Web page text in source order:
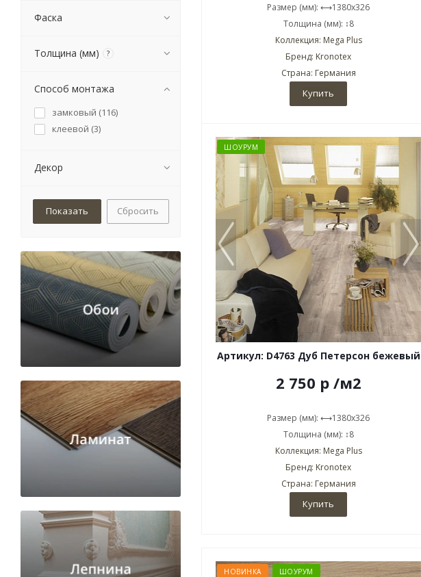
Размер (мм): ⟷1380x326
Толщина (мм): ↕8
Коллекция: Mega Plus
Бренд: Kronotex
Страна: Германия
Купить
ШОУРУМ
Артикул: D4763 Дуб Петерсон бежевый
2 750 р /м2
Размер (мм): ⟷1380x326
Толщина (мм): ↕8
Коллекция: Mega Plus
Бренд: Kronotex
Страна: Германия
Купить
НОВИНКА ШОУРУМ
Фаска
Толщина (мм) ?
Способ монтажа
замковый (116)
клеевой (3)
Декор
Сбросить